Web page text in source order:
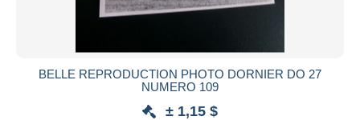
BELLE REPRODUCTION PHOTO DORNIER DO 27
NUMERO 109
± 1,15 $